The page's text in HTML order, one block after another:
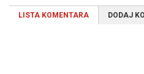
LISTA KOMENTARA DODAJ